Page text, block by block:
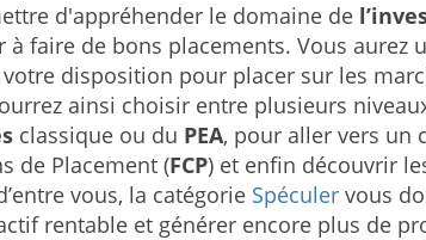
d'appréhender le domaine de
faire de bons placements. Vous aurez
disposition pour placer sur les
ainsi choisir entre plusieurs
classique ou du PEA, pour aller vers un
de Placement (FCP) et enfin découvrir
vous, la catégorie Spéculer vous
rentable et générer encore plus de